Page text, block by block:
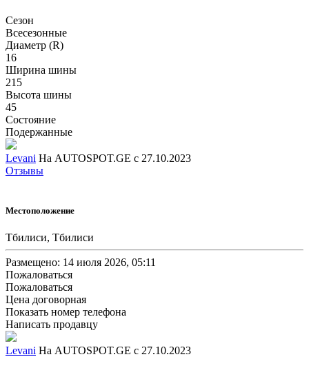
Сезон
Всесезонные
Диаметр (R)
16
Ширина шины
215
Высота шины
45
Состояние
Подержанные
Levani На AUTOSPOT.GE с 27.10.2023
Отзывы
Местоположение
Тбилиси, Тбилиси
Размещено: 14 июля 2026, 05:11
Пожаловаться
Пожаловаться
Цена договорная
Показать номер телефона
Написать продавцу
Levani На AUTOSPOT.GE с 27.10.2023